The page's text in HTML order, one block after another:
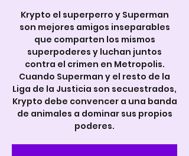
Krypto el superperro y Superman
son mejores amigos inseparables
que comparten los mismos
superpoderes y luchan juntos
contra el crimen en Metropolis.
Cuando Superman y el resto de la
Liga de la Justicia son secuestrados,
Krypto debe convencer a una banda
de animales a dominar sus propios
poderes.